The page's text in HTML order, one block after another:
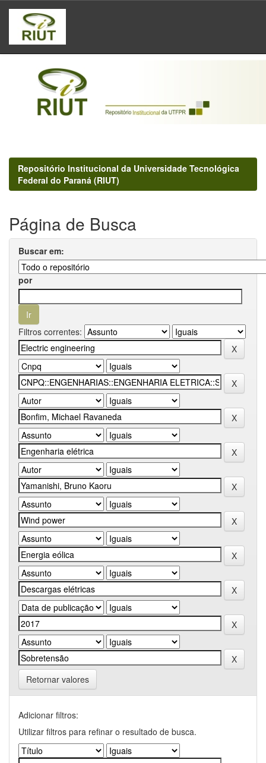
Skip
navigation
Repositório Institucional da Universidade Tecnológica
Federal do Paraná (RIUT)
Página de Busca
Buscar em:
por
Filtros correntes:
Retornar valores
Adicionar filtros:
Utilizar filtros para refinar o resultado de busca.